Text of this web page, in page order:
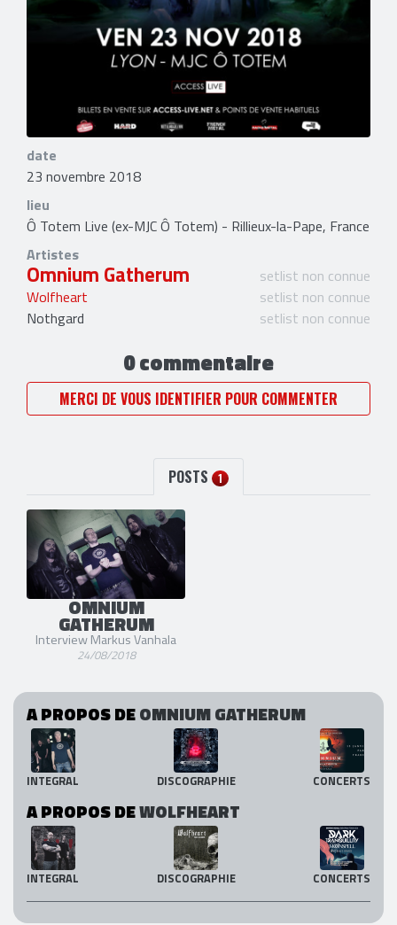
date
23 novembre 2018
lieu
Ô Totem Live (ex-MJC Ô Totem) - Rillieux-la-Pape, France
Artistes
Omnium Gatherum
setlist non connue
Wolfheart
setlist non connue
Nothgard
setlist non connue
0 commentaire
MERCI DE VOUS IDENTIFIER POUR COMMENTER
POSTS 1
OMNIUM
GATHERUM
Interview Markus Vanhala
24/08/2018
A PROPOS DEOMNIUM GATHERUM
INTEGRAL DISCOGRAPHIE CONCERTS
A PROPOS DEWOLFHEART
INTEGRAL DISCOGRAPHIE CONCERTS